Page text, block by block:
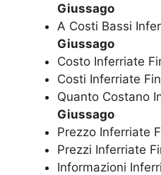
Giussago
A Costi Bassi
Giussago
Costo Inferriate
Costi Inferriate
Quanto Costano
Giussago
Prezzo Inferriate
Prezzi Inferriate
Informazioni